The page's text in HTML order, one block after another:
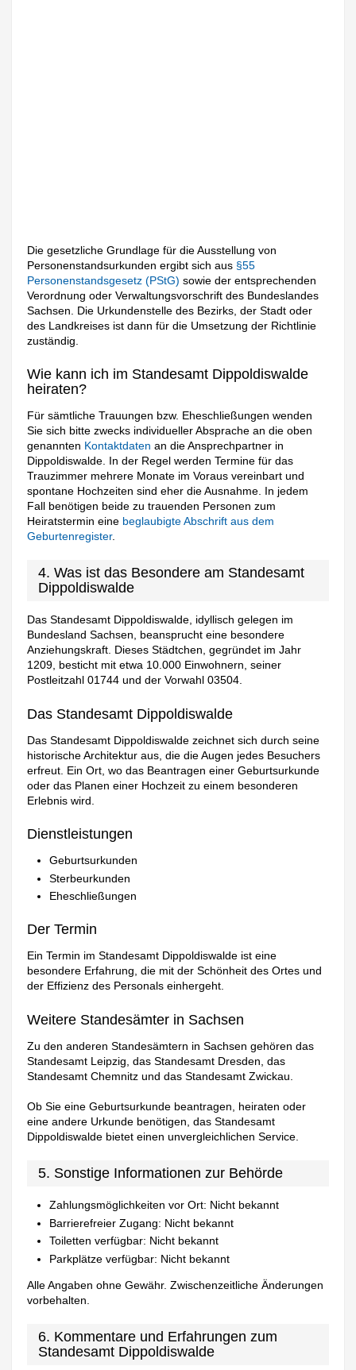
Die gesetzliche Grundlage für die Ausstellung von
Personenstandsurkunden ergibt sich aus §55
Personenstandsgesetz (PStG)sowie der entsprechenden
Verordnung oder Verwaltungsvorschrift des Bundeslandes
Sachsen. Die Urkundenstelle des Bezirks, der Stadt oder
des Landkreises ist dann für die Umsetzung der Richtlinie
zuständig.
Wie kann ich im Standesamt Dippoldiswalde
heiraten?
Für sämtliche Trauungen bzw. Eheschließungen wenden
Sie sich bitte zwecks individueller Absprache an die oben
genannten Kontaktdaten an die Ansprechpartner in
Dippoldiswalde. In der Regel werden Termine für das
Trauzimmer mehrere Monate im Voraus vereinbart und
spontane Hochzeiten sind eher die Ausnahme. In jedem
Fall benötigen beide zu trauenden Personen zum
Heiratstermin eine beglaubigte Abschrift aus dem
Geburtenregister.
4. Was ist das Besondere am Standesamt
Dippoldiswalde
Das Standesamt Dippoldiswalde, idyllisch gelegen im
Bundesland Sachsen, beansprucht eine besondere
Anziehungskraft. Dieses Städtchen, gegründet im Jahr
1209, besticht mit etwa 10.000 Einwohnern, seiner
Postleitzahl 01744 und der Vorwahl 03504.
Das Standesamt Dippoldiswalde
Das Standesamt Dippoldiswalde zeichnet sich durch seine
historische Architektur aus, die die Augen jedes Besuchers
erfreut. Ein Ort, wo das Beantragen einer Geburtsurkunde
oder das Planen einer Hochzeit zu einem besonderen
Erlebnis wird.
Dienstleistungen
Geburtsurkunden
Sterbeurkunden
Eheschließungen
Der Termin
Ein Termin im Standesamt Dippoldiswalde ist eine
besondere Erfahrung, die mit der Schönheit des Ortes und
der Effizienz des Personals einhergeht.
Weitere Standesämter in Sachsen
Zu den anderen Standesämtern in Sachsen gehören das
Standesamt Leipzig, das Standesamt Dresden, das
Standesamt Chemnitz und das Standesamt Zwickau.
Ob Sie eine Geburtsurkunde beantragen, heiraten oder
eine andere Urkunde benötigen, das Standesamt
Dippoldiswalde bietet einen unvergleichlichen Service.
5. Sonstige Informationen zur Behörde
Zahlungsmöglichkeiten vor Ort: Nicht bekannt
Barrierefreier Zugang: Nicht bekannt
Toiletten verfügbar: Nicht bekannt
Parkplätze verfügbar: Nicht bekannt
Alle Angaben ohne Gewähr. Zwischenzeitliche Änderungen
vorbehalten.
6. Kommentare und Erfahrungen zum
Standesamt Dippoldiswalde